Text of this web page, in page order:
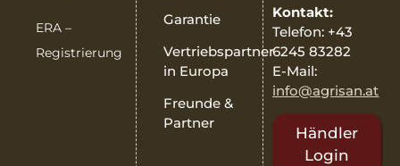
ERA –
Registrierung
Garantie
Vertriebspartner
in Europa
Freunde &
Partner
Kontakt:
Telefon: +43
6245 83282
E-Mail:
info@agrisan.at
Händler
Login